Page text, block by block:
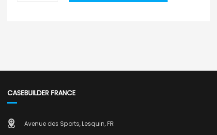
CASEBUILDER FRANCE
Avenue des Sports, Lesquin, FR